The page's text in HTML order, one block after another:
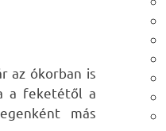
az ókorban is
a feketétől a
más